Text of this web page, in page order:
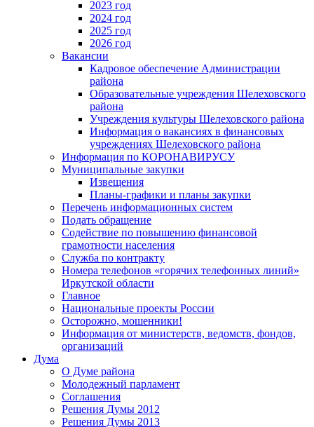
2023 год
2024 год
2025 год
2026 год
Вакансии
Кадровое обеспечение Администрации
района
Образовательные учреждения Шелеховского
района
Учреждения культуры Шелеховского района
Информация о вакансиях в финансовых
учреждениях Шелеховского района
Информация по КОРОНАВИРУСУ
Муниципальные закупки
Извещения
Планы-графики и планы закупки
Перечень информационных систем
Подать обращение
Содействие по повышению финансовой
грамотности населения
Служба по контракту
Номера телефонов «горячих телефонных линий»
Иркутской области
Главное
Национальные проекты России
Осторожно, мошенники!
Информация от министерств, ведомств, фондов,
организаций
Дума
О Думе района
Молодежный парламент
Соглашения
Решения Думы 2012
Решения Думы 2013